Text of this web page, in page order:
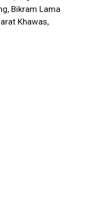
Bikram Lama
Khawas,